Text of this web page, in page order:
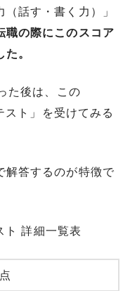
話す・書く力）」
職の際にこのスコア
。
た後は、この
ト」を受けてみる
解答するのが特徴で
詳細一覧表